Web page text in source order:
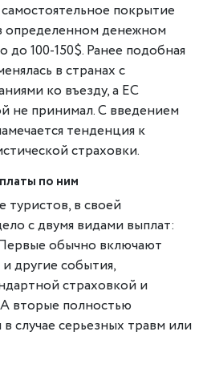
покрытие
определенном денежном
до 100-150$. Ранее подобная
в странах с
ко въезду, а ЕС
не принимал. С введением
тенденция к
страховки.
по ним
в своей
с двумя видами выплат:
обычно включают
другие события,
страховкой и
вторые полностью
случае серьезных травм или